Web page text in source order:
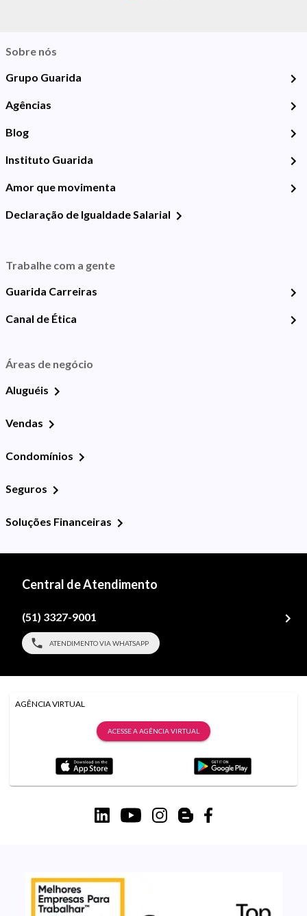
Sobre nós
Grupo Guarida
Agências
Blog
Instituto Guarida
Amor que movimenta
Declaração de Igualdade Salarial
Trabalhe com a gente
Guarida Carreiras
Canal de Ética
Áreas de negócio
Aluguéis
Vendas
Condomínios
Seguros
Soluções Financeiras
Central de Atendimento
(51) 3327-9001
ATENDIMENTO VIA WHATSAPP
AGÊNCIA VIRTUAL
ACESSE A AGÊNCIA VIRTUAL